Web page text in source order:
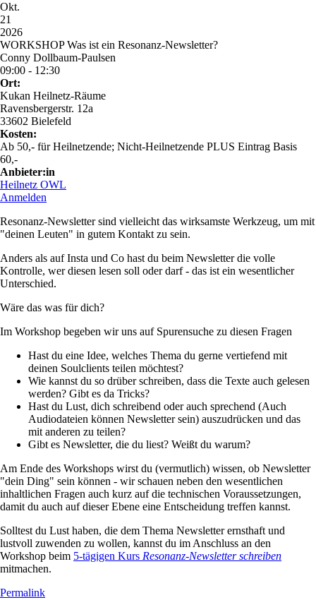
Okt.
21
2026
WORKSHOP Was ist ein Resonanz-Newsletter?
Conny Dollbaum-Paulsen
09:00 - 12:30
Ort:
Kukan Heilnetz-Räume
Ravensbergerstr. 12a
33602 Bielefeld
Kosten:
Ab 50,- für Heilnetzende; Nicht-Heilnetzende PLUS Eintrag Basis
60,-
Anbieter:in
Heilnetz OWL
Anmelden
Resonanz-Newsletter sind vielleicht das wirksamste Werkzeug, um mit
"deinen Leuten" in gutem Kontakt zu sein.
Anders als auf Insta und Co hast du beim Newsletter die volle
Kontrolle, wer diesen lesen soll oder darf - das ist ein wesentlicher
Unterschied.
Wäre das was für dich?
Im Workshop begeben wir uns auf Spurensuche zu diesen Fragen
Hast du eine Idee, welches Thema du gerne vertiefend mit
deinen Soulclients teilen möchtest?
Wie kannst du so drüber schreiben, dass die Texte auch gelesen
werden? Gibt es da Tricks?
Hast du Lust, dich schreibend oder auch sprechend (Auch
Audiodateien können Newsletter sein) auszudrücken und das
mit anderen zu teilen?
Gibt es Newsletter, die du liest? Weißt du warum?
Am Ende des Workshops wirst du (vermutlich) wissen, ob Newsletter
"dein Ding" sein können - wir schauen neben den wesentlichen
inhaltlichen Fragen auch kurz auf die technischen Voraussetzungen,
damit du auch auf dieser Ebene eine Entscheidung treffen kannst.
Solltest du Lust haben, die dem Thema Newsletter ernsthaft und
lustvoll zuwenden zu wollen, kannst du im Anschluss an den
Workshop beim 5-tägigen Kurs Resonanz-Newsletter schreiben
mitmachen.
Permalink